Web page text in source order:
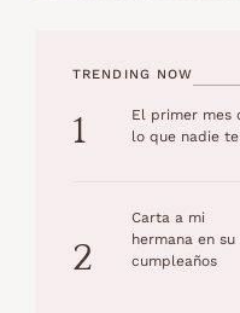
TRENDING NOW
1
El primer mes
lo que nadie
2
Carta a mi
hermana en su
cumpleaños